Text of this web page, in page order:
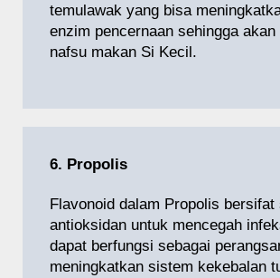
temulawak yang bisa
enzim pencernaan sehingga akan
nafsu makan Si Kecil.
6. Propolis
Flavonoid dalam Propolis bersifat
antioksidan untuk mencegah
dapat berfungsi sebagai
meningkatkan sistem kekebalan